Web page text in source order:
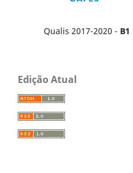
Qualis 2017-2020 - B1
Edição Atual